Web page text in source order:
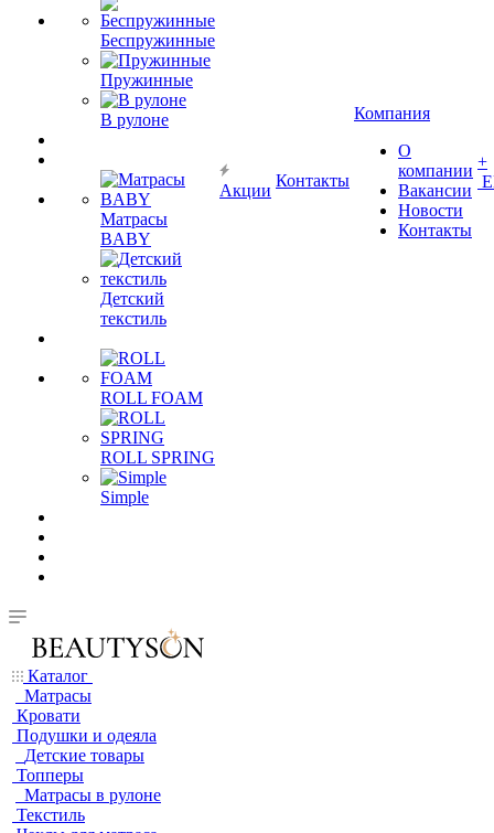
Беспружинные
Пружинные
В рулоне
Матрасы
BABY
Детский
текстиль
ROLL FOAM
ROLL SPRING
Simple
Акции
Контакты
Компания
О
компании
Вакансии
Новости
Контакты
+
Каталог
Матрасы
Кровати
Подушки и одеяла
Детские товары
Топперы
Матрасы в рулоне
Текстиль